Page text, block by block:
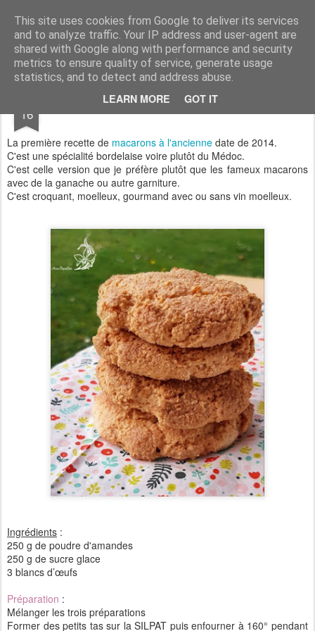
This site uses cookies from Google to deliver its services
and to analyze traffic. Your IP address and user-agent are
shared with Google along with performance and security
metrics to ensure quality of service, generate usage
statistics, and to detect and address abuse.
LEARN MORE GOT IT
Aux papilles by Virginie
16 Macarons à l'ancienne 2.0
La première recette de macarons à l'ancienne date de 2014.
C'est une spécialité bordelaise voire plutôt du Médoc.
C'est celle version que je préfère plutôt que les fameux macarons
avec de la ganache ou autre garniture.
C'est croquant, moelleux, gourmand avec ou sans vin moelleux.
Ingrédients :
250 g de poudre d'amandes
250 g de sucre glace
3 blancs d’œufs
Préparation :
Mélanger les trois préparations
Former des petits tas sur la SILPAT puis enfourner à 160° pendant